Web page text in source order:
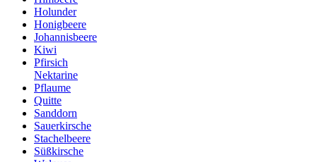
Holunder
Honigbeere
Johannisbeere
Kiwi
Pfirsich
Nektarine
Pflaume
Quitte
Sanddorn
Sauerkirsche
Stachelbeere
Süßkirsche